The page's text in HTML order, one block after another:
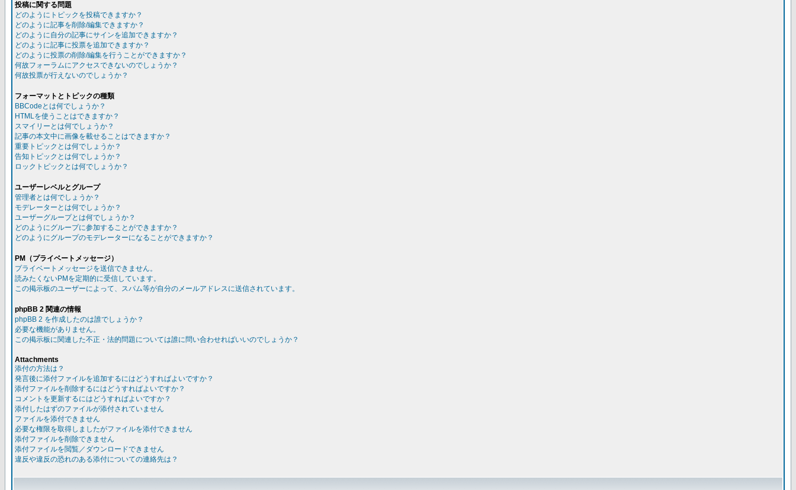
投稿に関する問題
どのようにトピックを投稿できますか？
どのように記事を削除/編集できますか？
どのように自分の記事にサインを追加できますか？
どのように記事に投票を追加できますか？
どのように投票の削除/編集を行うことができますか？
何故フォーラムにアクセスできないのでしょうか？
何故投票が行えないのでしょうか？
フォーマットとトピックの種類
BBCodeとは何でしょうか？
HTMLを使うことはできますか？
スマイリーとは何でしょうか？
記事の本文中に画像を載せることはできますか？
重要トピックとは何でしょうか？
告知トピックとは何でしょうか？
ロックトピックとは何でしょうか？
ユーザーレベルとグループ
管理者とは何でしょうか？
モデレーターとは何でしょうか？
ユーザーグループとは何でしょうか？
どのようにグループに参加することができますか？
どのようにグループのモデレーターになることができますか？
PM（プライベートメッセージ）
プライベートメッセージを送信できません。
読みたくないPMを定期的に受信しています。
この掲示板のユーザーによって、スパム等が自分のメールアドレスに送信されています。
phpBB 2 関連の情報
phpBB 2 を作成したのは誰でしょうか？
必要な機能がありません。
この掲示板に関連した不正・法的問題については誰に問い合わせればいいのでしょうか？
Attachments
添付の方法は？
発言後に添付ファイルを追加するにはどうすればよいですか？
添付ファイルを削除するにはどうすればよいですか？
コメントを更新するにはどうすればよいですか？
添付したはずのファイルが添付されていません
ファイルを添付できません
必要な権限を取得しましたがファイルを添付できません
添付ファイルを削除できません
添付ファイルを閲覧／ダウンロードできません
違反や違反の恐れのある添付についての連絡先は？